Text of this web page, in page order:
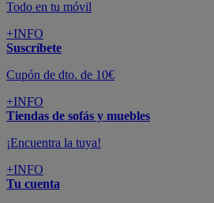
Todo en tu móvil
+INFO
Suscríbete
Cupón de dto. de 10€
+INFO
Tiendas de sofás y muebles
¡Encuentra la tuya!
+INFO
Tu cuenta